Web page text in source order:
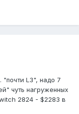
"почти L3", надо 7
чуть нагруженных
2824 - $2283 в